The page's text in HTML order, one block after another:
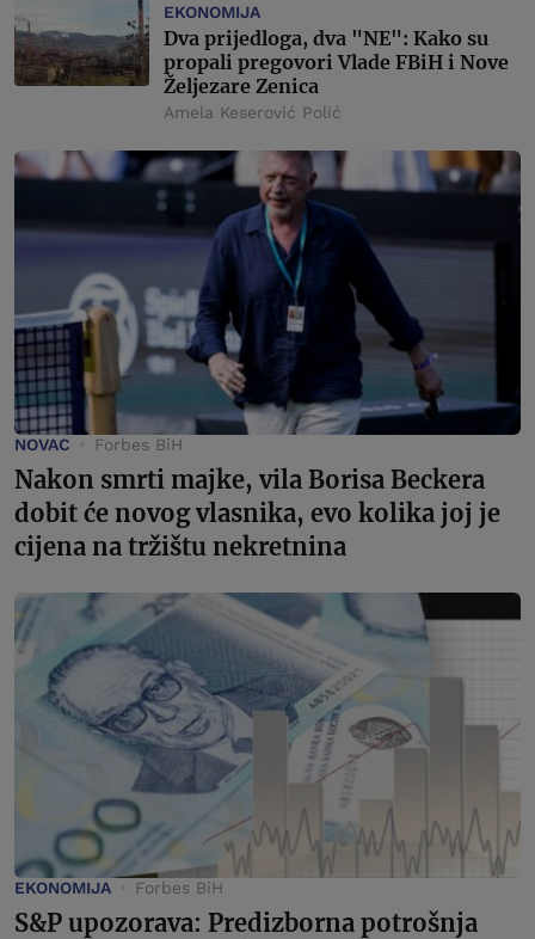
EKONOMIJA
Dva prijedloga, dva "NE": Kako su
propali pregovori Vlade FBiH i Nove
Željezare Zenica
Amela Keserović Polić
NOVAC Forbes BiH
Nakon smrti majke, vila Borisa Beckera
dobit će novog vlasnika, evo kolika joj je
cijena na tržištu nekretnina
EKONOMIJA Forbes BiH
S&P upozorava: Predizborna potrošnja